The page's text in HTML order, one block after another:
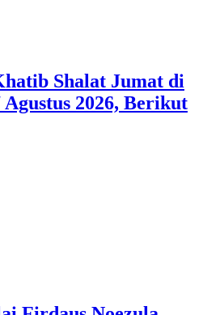
Shalat Jumat di
2026, Berikut